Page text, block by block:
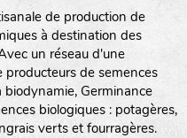
de production de
à destination des
un réseau d'une
de semences
Germinance
biologiques : potagères,
verts et fourragères.